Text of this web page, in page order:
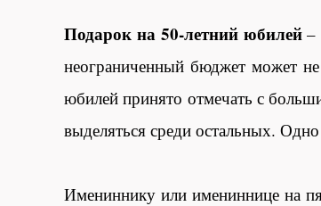
Подарок на 50-летний юбилей–
неограниченный бюджет может
юбилей принято отмечать с
выделяться среди остальных.
Имениннику или имениннице на